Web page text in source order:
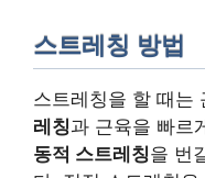
스트레칭 방법
스트레칭을 할 때는
레칭과 근육을 빠르
동적 스트레칭을 번